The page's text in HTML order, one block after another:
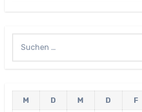
nach:
M D M D F